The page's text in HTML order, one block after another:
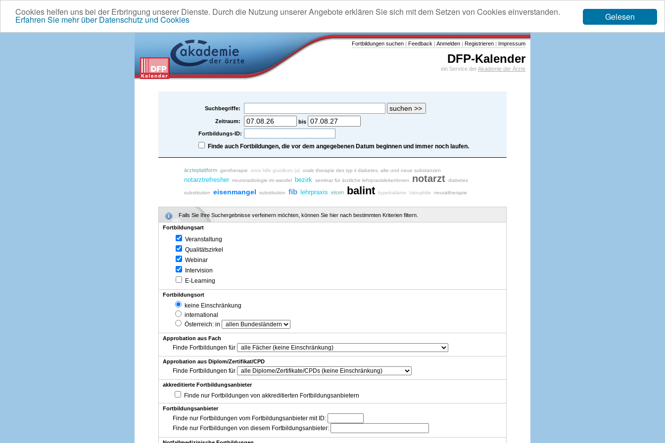
Gelesen
Cookies helfen uns bei der Erbringung unserer Dienste. Durch die Nutzung unserer Angebote erklären Sie sich mit dem Setzen von Cookies einverstanden.
Erfahren Sie mehr über Datenschutz und Cookies
Fortbildungen suchen | Feedback | Anmelden | Registrieren | Impressum
DFP-Kalender
ein Service derAkademie der Ärzte
Suchbegriffe:
Zeitraum:
bis
Fortbildungs-ID:
Finde auch Fortbildungen, die vor dem angegebenen Datum beginnen und immer noch laufen.
ärzteplattform gentherapie erste hilfe grundkurs (a) orale therapie des typ ii diabetes, alte und neue substanzen
notarztrefresher neuroradiologie im wandel bezirk seminar für ärztliche lehrpraxisleiter/innen notarzt diabetes
substitution eisenmangel substitution fib lehrpraxis eisen balint hyperkaliämie hämophilie neuraltherapie
Falls Sie Ihre Suchergebnisse verfeinern möchten, können Sie hier nach bestimmten Kriterien filtern.
Fortbildungsart
Veranstaltung
Qualitätszirkel
Webinar
Intervision
E-Learning
Fortbildungsort
keine Einschränkung
international
Österreich: in
Approbation aus Fach
Finde Fortbildungen für
Approbation aus Diplom/Zertifikat/CPD
Finde Fortbildungen für
akkreditierte Fortbildungsanbieter
Finde nur Fortbildungen von akkreditierten Fortbildungsanbietern
Fortbildungsanbieter
Finde nur Fortbildungen vom Fortbildungsanbieter mit ID:
Finde nur Fortbildungen von diesem Fortbildungsanbieter: